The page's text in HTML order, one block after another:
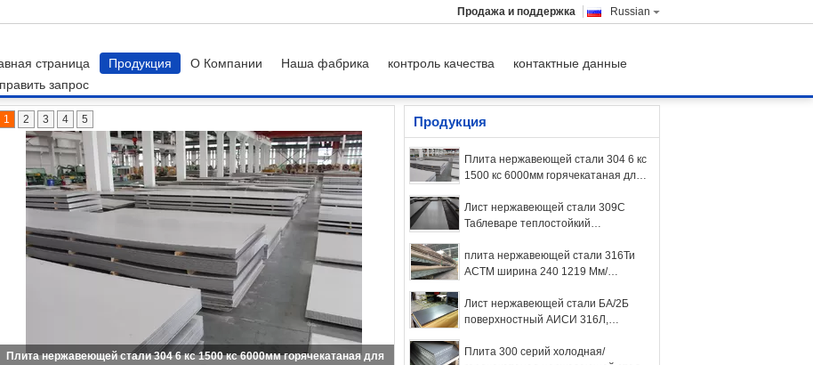
Russian
Продажа и поддержка
страница Продукция О Компании Наша фабрика контроль качества
контактные данные
запрос
из нержавеющей стали
Плита нержавеющей стали 304 6 кс 1500 кс 6000мм горячекатаная для
1 2 3 4 5 Продукция
Плита нержавеющей стали 304 6 кс
1500 кс 6000мм горячекатаная для
Лист нержавеющей стали 309С
Таблеваре теплостойкий
плита нержавеющей стали 316Ти
АСТМ ширина 240 1219 Мм/
Лист нержавеющей стали БА/2Б
поверхностный АИСИ 316Л,
стальная пластина
Плита 300 серий холодная/